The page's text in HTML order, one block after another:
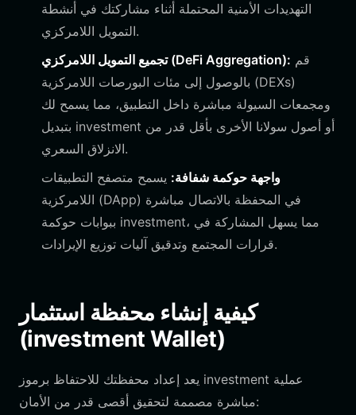
التهديدات الأمنية المحتملة أثناء مشاركتك في أنشطة
التمويل اللامركزي.
تجميع التمويل اللامركزي (DeFi Aggregation):
بالوصول إلى مئات البورصات اللامركزية (DEXs)
ومجمعات السيولة مباشرة داخل التطبيق، مما يسمح لك
investment
الانزلاق السعري.
واجهة حوكمة شفافة: يسمح متصفح التطبيقات
اللامركزية (DApp) في المحفظة بالاتصال مباشرة
investment، مما يسهل المشاركة في
قرارات المجتمع وتدقيق آليات توزيع الإيرادات.
كيفية إنشاء محفظة استثمار
(investment Wallet)
investment
مباشرة مصممة لتحقيق أقصى قدر من الأمان: